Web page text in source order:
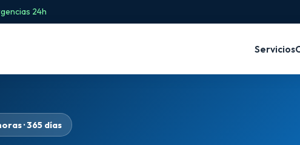
24h
Servicios
· 365 días